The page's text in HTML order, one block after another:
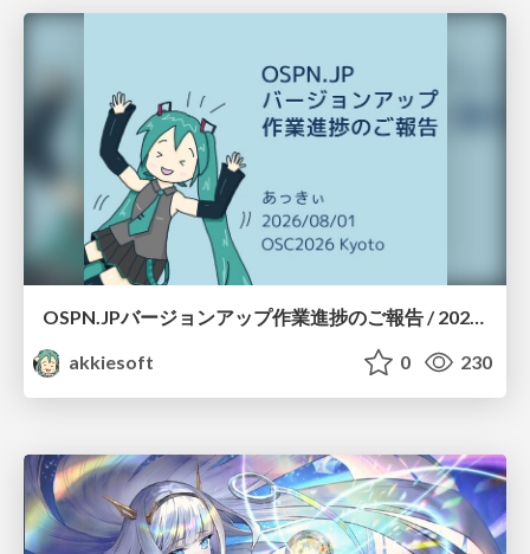
OSPN.JPバージョンアップ作業進捗のご報告 / 20260801-osc26kyoto
akkiesoft
0 230